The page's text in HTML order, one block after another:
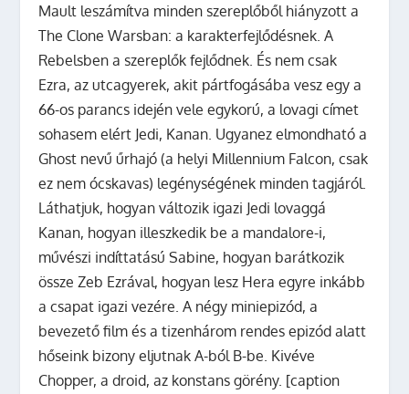
Mault leszámítva minden szereplőből hiányzott a
The Clone Warsban: a karakterfejlődésnek. A
Rebelsben a szereplők fejlődnek. És nem csak
Ezra, az utcagyerek, akit pártfogásába vesz egy a
66-os parancs idején vele egykorú, a lovagi címet
sohasem elért Jedi, Kanan. Ugyanez elmondható a
Ghost nevű űrhajó (a helyi Millennium Falcon, csak
ez nem ócskavas) legénységének minden tagjáról.
Láthatjuk, hogyan változik igazi Jedi lovaggá
Kanan, hogyan illeszkedik be a mandalore-i,
művészi indíttatású Sabine, hogyan barátkozik
össze Zeb Ezrával, hogyan lesz Hera egyre inkább
a csapat igazi vezére. A négy miniepizód, a
bevezető film és a tizenhárom rendes epizód alatt
hőseink bizony eljutnak A-ból B-be. Kivéve
Chopper, a droid, az konstans görény. [caption